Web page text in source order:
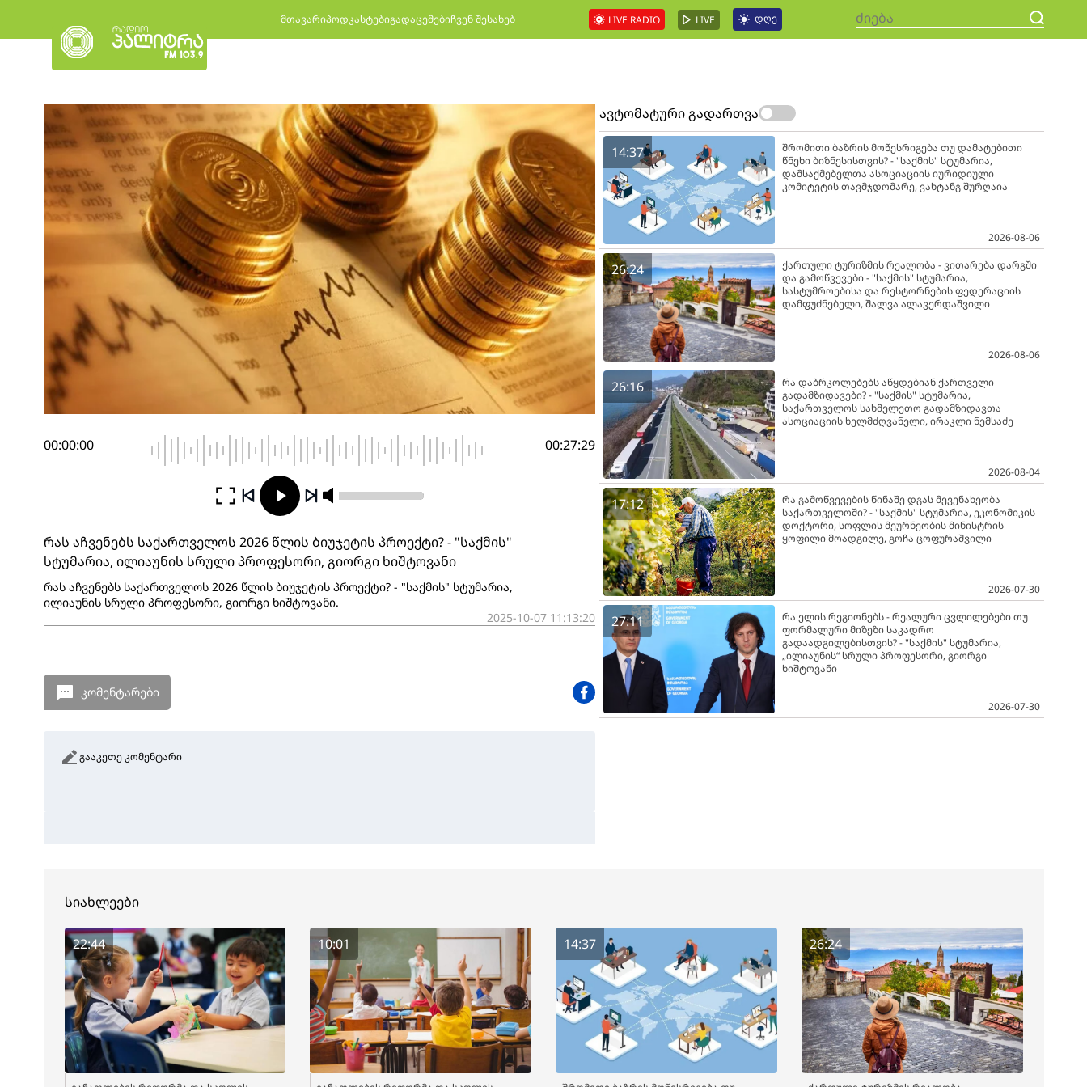
მთავარიპოდკასტებიგადაცემებიჩვენ შესახებ LIVE RADIO LIVE დღე
00:00:00 00:27:29
რას აჩვენებს საქართველოს 2026 წლის ბიუჯეტის პროექტი? - "საქმის"
სტუმარია, ილიაუნის სრული პროფესორი, გიორგი ხიშტოვანი
რას აჩვენებს საქართველოს 2026 წლის ბიუჯეტის პროექტი? - "საქმის" სტუმარია,
ილიაუნის სრული პროფესორი, გიორგი ხიშტოვანი.
2025-10-07 11:13:20
კომენტარები
გააკეთე კომენტარი
ავტომატური გადართვა
14:37
შრომითი ბაზრის მოწესრიგება თუ დამატებითი
წნეხი ბიზნესისთვის? - "საქმის" სტუმარია,
დამსაქმებელთა ასოციაციის იურიდიული
კომიტეტის თავმჯდომარე, ვახტანგ შურღაია
2026-08-06
26:24
ქართული ტურიზმის რეალობა - ვითარება დარგში
და გამოწვევები - "საქმის" სტუმარია,
სასტუმროებისა და რესტორნების ფედერაციის
დამფუძნებელი, შალვა ალავერდაშვილი
2026-08-06
26:16
რა დაბრკოლებებს აწყდებიან ქართველი
გადამზიდავები? - "საქმის" სტუმარია,
საქართველოს სახმელეთო გადამზიდავთა
ასოციაციის ხელმძღვანელი, ირაკლი ნემსაძე
2026-08-04
17:12
რა გამოწვევების წინაშე დგას მევენახეობა
საქართველოში? - "საქმის" სტუმარია, ეკონომიკის
დოქტორი, სოფლის მეურნეობის მინისტრის
ყოფილი მოადგილე, გოჩა ცოფურაშვილი
2026-07-30
27:11
რა ელის რეგიონებს - რეალური ცვლილებები თუ
ფორმალური მიზეზი საკადრო
გადაადგილებისთვის? - "საქმის" სტუმარია,
„ილიაუნის“ სრული პროფესორი, გიორგი
ხიშტოვანი
2026-07-30
სიახლეები
22:44 10:01 14:37 26:24